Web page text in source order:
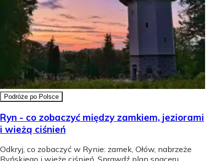
Podróże po Polsce
Ryn - co zobaczyć między zamkiem, jeziorami
i wieżą ciśnień
Odkryj, co zobaczyć w Rynie: zamek, Ołów, nabrzeże